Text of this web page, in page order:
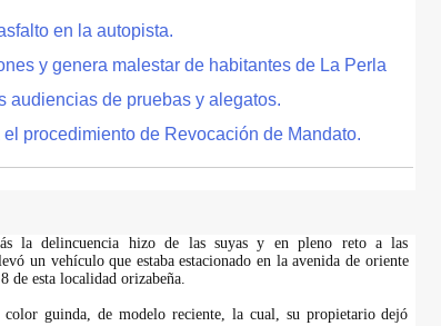
en la autopista.
y genera malestar de habitantes de La Perla
audiencias de pruebas y alegatos.
procedimiento de Revocación de Mandato.
la delincuencia hizo de las suyas y en pleno reto a las
un vehículo que estaba estacionado en la avenida de oriente
de esta localidad orizabeña.
color guinda, de modelo reciente, la cual, su propietario dejó